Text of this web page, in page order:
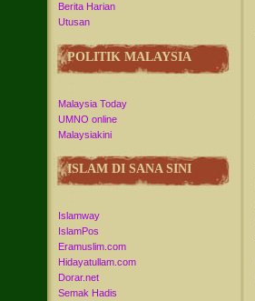
Berita Harian
Utusan
POLITIK MALAYSIA
Malaysia Today
UMNO online
Malaysiakini
ISLAM DI SANA SINI
Islamway
IslamPos
Eramuslim.com
Hidayatullam.com
Dorar.net
Semak Hadis